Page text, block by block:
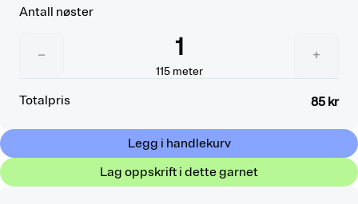
Antall nøster
− 1
115 meter
+
Totalpris 85 kr
Legg i handlekurv
Lag oppskrift i dette garnet